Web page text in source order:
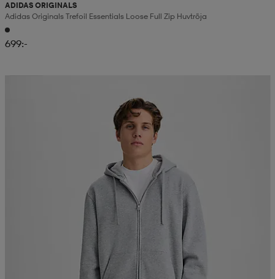
ADIDAS ORIGINALS
Adidas Originals Trefoil Essentials Loose Full Zip Huvtröja
699:-